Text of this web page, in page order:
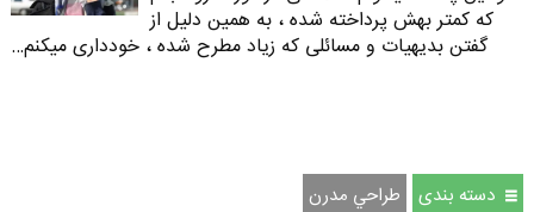
که کمتر بهش پرداخته شده ، به همین دلیل از
گفتن بدیهیات و مسائلی که زیاد مطرح شده ، خودداری میکنم…
دسته بندی طراحي مدرن